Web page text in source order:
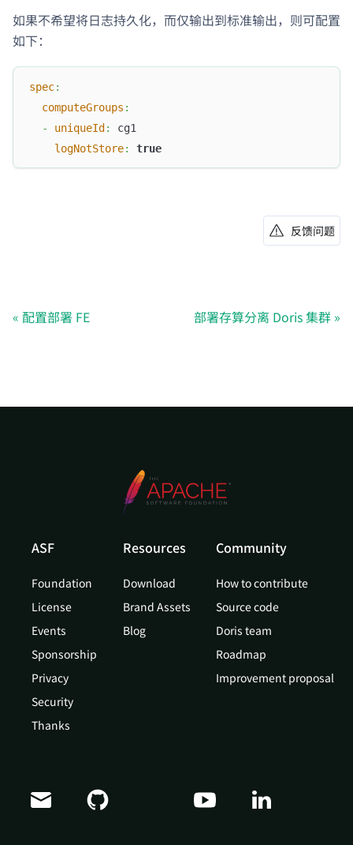
如果不希望将日志持久化，而仅输出到标准输出，则可配置
如下：
spec:
computeGroups :
-
uniqueId :
cg1
logNotStore: true
反馈问题
配置部署 FE 部署存算分离 Doris 集群
ASF
Foundation
License
Events
Sponsorship
Privacy
Security
Thanks
Resources
Download
Brand Assets
Blog
Community
How to contribute
Source code
Doris team
Roadmap
Improvement proposal